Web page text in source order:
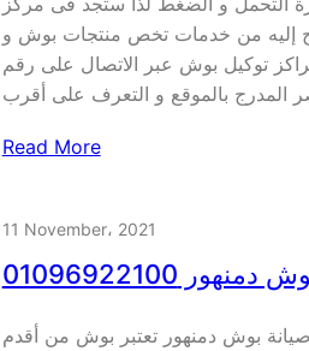
إليه من خدمات تخص منتجات بوش و
توكيل بوش عبر الاتصال على رقم
Read More
11 November، 2021
01096922100
بوش دمنهور تعتبر بوش من أقدم